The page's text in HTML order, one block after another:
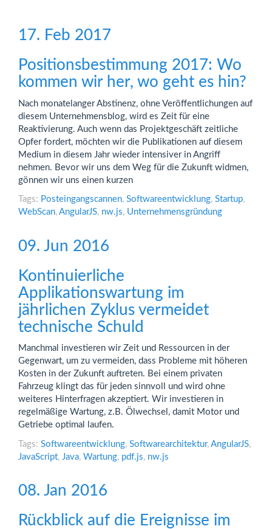
17. Feb 2017
Positionsbestimmung 2017: Wo
kommen wir her, wo geht es hin?
Nach monatelanger Abstinenz, ohne Veröffentlichungen auf
diesem Unternehmensblog, wird es Zeit für eine
Reaktivierung. Auch wenn das Projektgeschäft zeitliche
Opfer fordert, möchten wir die Publikationen auf diesem
Medium in diesem Jahr wieder intensiver in Angriff
nehmen. Bevor wir uns dem Weg für die Zukunft widmen,
gönnen wir uns einen kurzen
Tags: Posteingangscannen, Softwareentwicklung, Startup,
WebScan, AngularJS, nw.js, Unternehmensgründung
09. Jun 2016
Kontinuierliche
Applikationswartung im
jährlichen Zyklus vermeidet
technische Schuld
Manchmal investieren wir Zeit und Ressourcen in der
Gegenwart, um zu vermeiden, dass Probleme mit höheren
Kosten in der Zukunft auftreten. Bei einem privaten
Fahrzeug klingt das für jeden sinnvoll und wird ohne
weiteres Hinterfragen akzeptiert. Wir investieren in
regelmäßige Wartung, z.B. Ölwechsel, damit Motor und
Getriebe optimal laufen.
Tags: Softwareentwicklung, Softwarearchitektur, AngularJS,
JavaScript, Java, Wartung, pdf.js, nw.js
08. Jan 2016
Rückblick auf die Ereignisse im